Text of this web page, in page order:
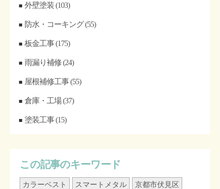
外壁塗装(103)
防水・コーキング(55)
板金工事(175)
雨漏り補修(24)
屋根補修工事(55)
倉庫・工場(37)
塗装工事(15)
この記事のキーワード
カラーベスト スマートメタル 京都市伏見区